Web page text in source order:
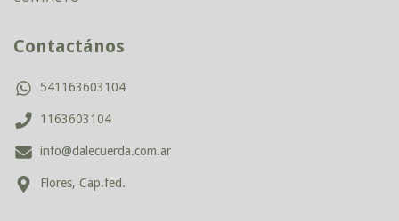
Contactános
541163603104
1163603104
info@dalecuerda.com.ar
Flores, Cap.fed.